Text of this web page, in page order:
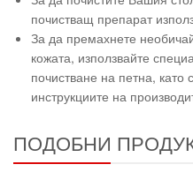
почистващ препарат
За да премахнете
кожата, използвайте
почистване на петна, като
инструкциите на
ПОДОБНИ